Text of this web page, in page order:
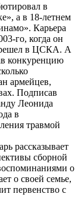
в
а в 18-летнем
Карьера
го, когда он
в ЦСКА. А
конкуренцию
армейцев,
Подписав
Леонида
в
травмой
рассказывает
сборной
о
о своей семье,
первенство с